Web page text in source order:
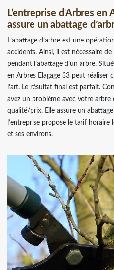
L’entreprise d'Arbres en
assure un abattage
L’abattage d’arbre est une
accidents. Ainsi, il est nécessaire
pendant l’abattage d’un arbre.
en Arbres Elagage 33 peut réaliser
l’art. Le résultat final est parfait.
avez un problème avec votre
qualité/prix. Elle assure un
l’entreprise propose le tarif
et ses environs.